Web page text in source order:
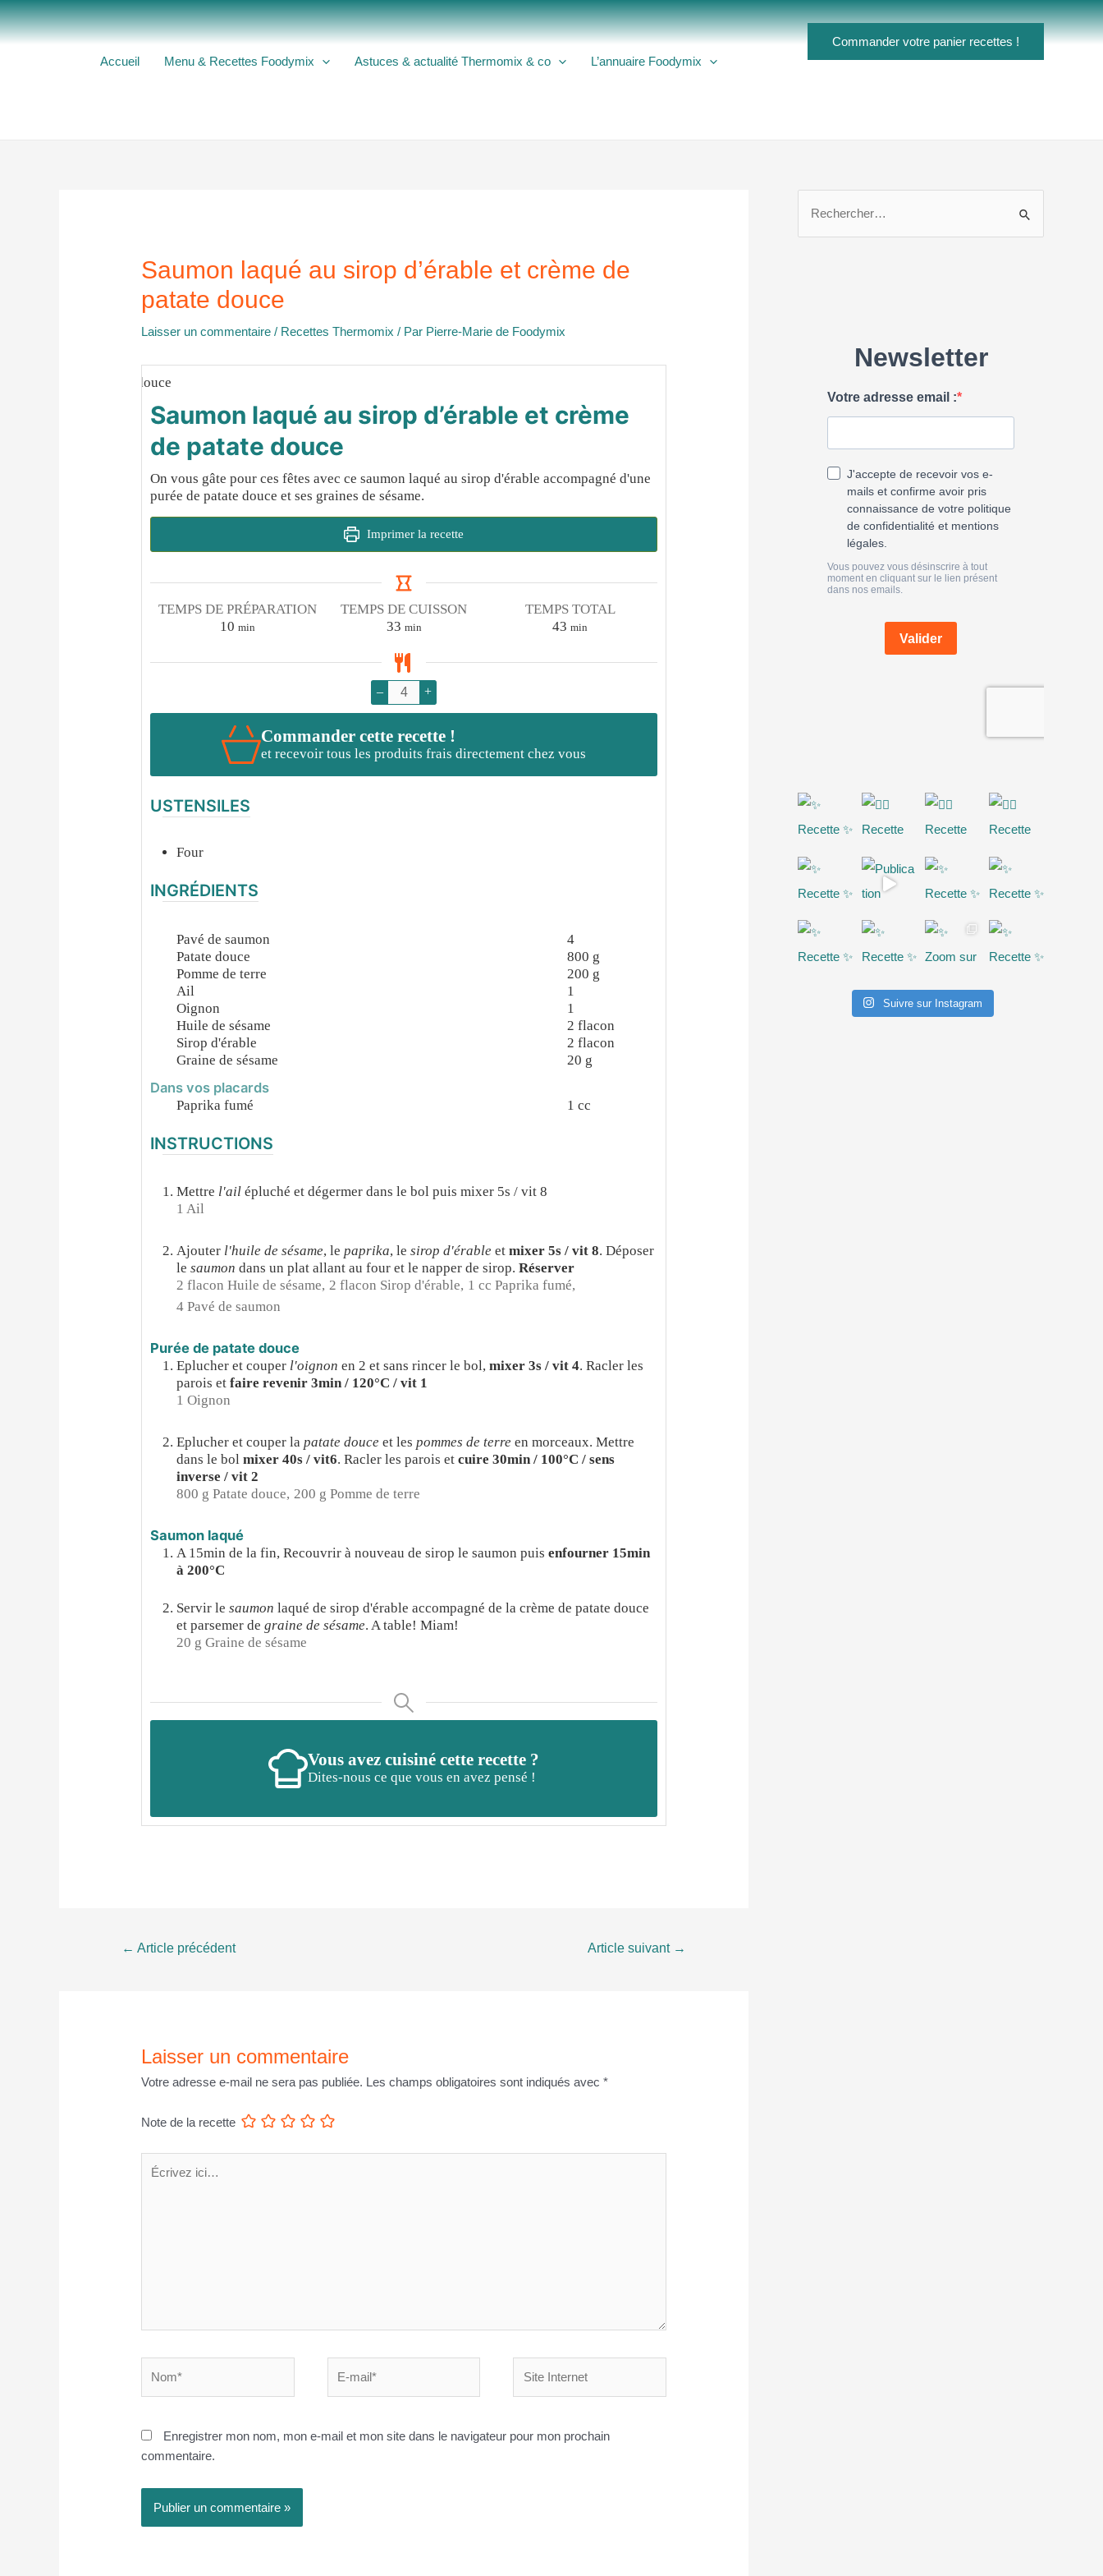
Aller
au
Accueil
Menu & Recettes Foodymix Astuces & actualité Thermomix & co L’annuaire Foodymix
Commander votre panier recettes !
Saumon laqué au sirop d’érable et crème de
patate douce
Laisser un commentaire / Recettes Thermomix / Par Pierre-Marie de Foodymix
Saumon laqué au sirop d’érable et crème
de patate douce
On vous gâte pour ces fêtes avec ce saumon laqué au sirop d'érable accompagné d'une
purée de patate douce et ses graines de sésame.
Imprimer la recette
TEMPS DE PRÉPARATION
10minutes
min
TEMPS DE CUISSON
33minutes
min
TEMPS TOTAL
43 minutes
min
– +
Commander cette recette !
et recevoir tous les produits frais directement chez vous
USTENSILES
Four
INGRÉDIENTS
Pavé de saumon
4
Patate douce
800 g
Pomme de terre
200 g
Ail
1
Oignon
1
Huile de sésame
2 flacon
Sirop d'érable
2 flacon
Graine de sésame
20 g
Dans vos placards
Paprika fumé 1 cc
INSTRUCTIONS
Mettre l'ailépluché et dégermer dans le bol puis mixer 5s / vit 8
1 Ail
Ajouter l'huile de sésame, lepaprika, le sirop d'érable etmixer 5s / vit 8. Déposer
lesaumondans un plat allant au four et le napper de sirop.Réserver
2 flacon Huile de sésame, 2 flacon Sirop d'érable, 1 cc Paprika fumé,
4 Pavé de saumon
Purée de patate douce
Eplucher et couper l'oignonen 2 et sans rincer le bol,mixer 3s / vit 4. Racler les
parois etfaire revenir 3min / 120°C / vit 1
1 Oignon
Eplucher et couper lapatate douce et lespommes de terre en morceaux. Mettre
dans le bol mixer 40s / vit6. Racler les parois etcuire 30min / 100°C / sens
inverse / vit 2
800 g Patate douce, 200 g Pomme de terre
Saumon laqué
A 15min de la fin, Recouvrir à nouveau de sirop le saumon puisenfourner 15min
à 200°C
Servir lesaumon laqué de sirop d'érable accompagné de la crème de patate douce
et parsemer degraine de sésame. A table! Miam!
20 g Graine de sésame
Vous avez cuisiné cette recette ?
Dites-nous ce que vous en avez pensé !
Navigation
← Article précédent Article suivant →
Laisser un commentaire
Votre adresse e-mail ne sera pas publiée. Les champs obligatoires sont indiqués avec*
Note de la recette
ici…
mail*
Internet
Enregistrer mon nom, mon e-mail et mon site dans le navigateur pour mon prochain
commentaire.
Suivre sur Instagram